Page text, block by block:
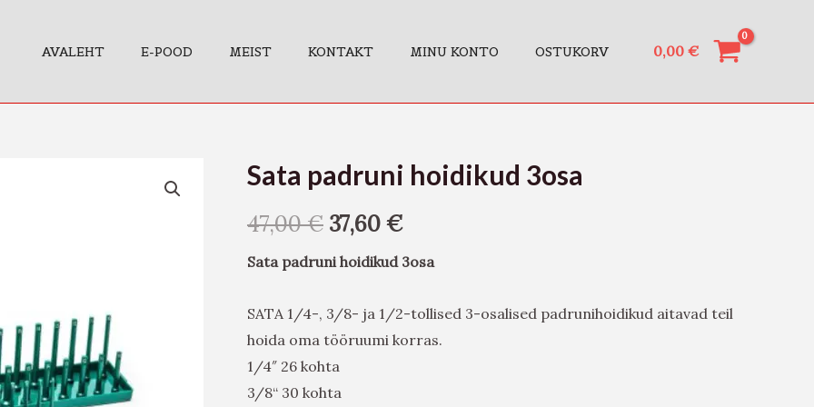
AVALEHT E-POOD MEIST KONTAKT MINU KONTO OSTUKORV 0,00 €
Sata padruni hoidikud 3osa
47,00€ 37,60€
Sata padruni hoidikud 3osa
SATA 1/4-, 3/8- ja 1/2-tollised 3-osalised padrunihoidikud aitavad teil
hoida oma tööruumi korras.
1/4″ 26 kohta
3/8“ 30 kohta
Sata
hoidikud
kogus